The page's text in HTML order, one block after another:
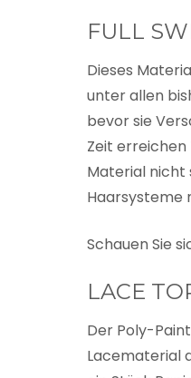
FULL
Dieses
unter allen
bevor sie
Zeit erreichen
Material nicht
Haarsysteme
Schauen Sie
LACE
Der Poly-
Lacematerial